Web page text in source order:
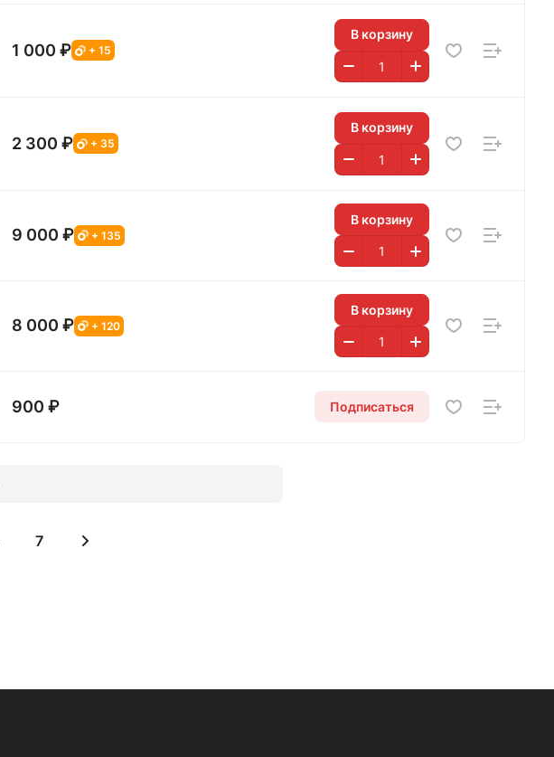
1 000 ₽ + 15
В корзину
2 300 ₽ + 35
В корзину
9 000 ₽ + 135
В корзину
8 000 ₽ + 120
В корзину
900 ₽ Подписаться
7